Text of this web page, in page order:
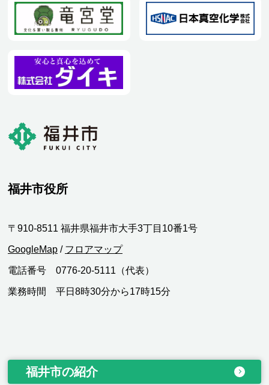
福井市役所
〒910-8511 福井県福井市大手3丁目10番1号
GoogleMap / フロアマップ
電話番号 0776-20-5111（代表）
業務時間 平日8時30分から17時15分
福井市の紹介